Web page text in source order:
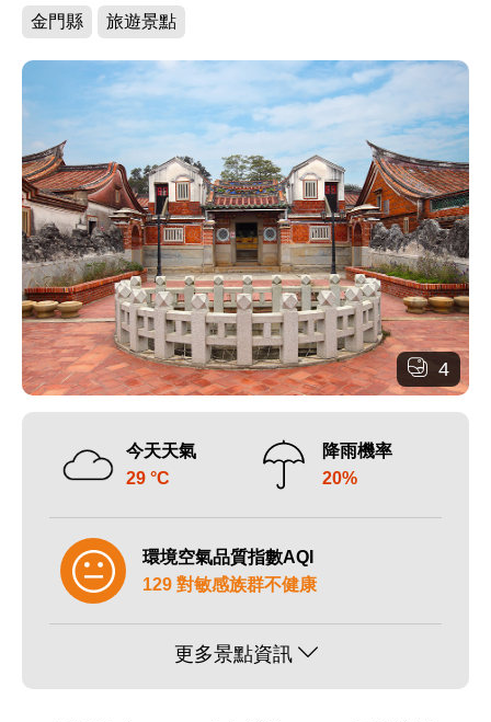
金門縣 旅遊景點
4
今天天氣
29 °C
降雨機率
20%
環境空氣品質指數AQI
129 對敏感族群不健康
更多景點資訊